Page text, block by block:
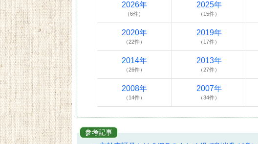
2026年
（6件）
2025年
（15件）
2020年
（22件）
2019年
（17件）
2014年
（26件）
2013年
（27件）
2008年
（14件）
2007年
（34件）
参考記事